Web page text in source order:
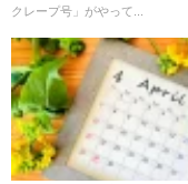
クレープ号」がやって...